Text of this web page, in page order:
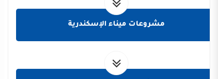
مشروعات ميناء الإسكندرية